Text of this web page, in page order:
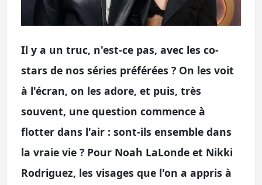
Il y a un truc, n'est-ce pas, avec les co-
stars de nos séries préférées ? On les voit
à l'écran, on les adore, et puis, très
souvent, une question commence à
flotter dans l'air : sont-ils ensemble dans
la vraie vie ? Pour Noah LaLonde et Nikki
Rodriguez, les visages que l'on a appris à